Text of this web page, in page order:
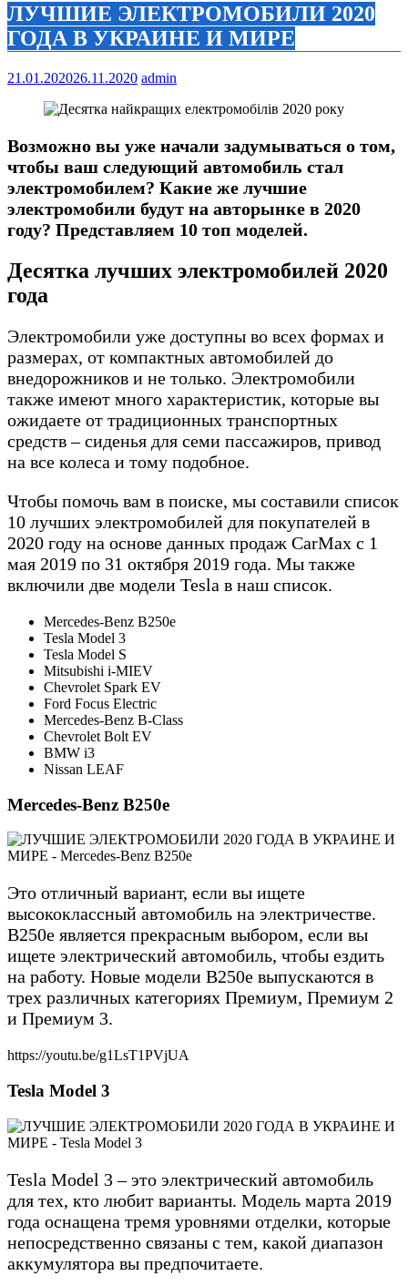
ЛУЧШИЕ ЭЛЕКТРОМОБИЛИ 2020
ГОДА В УКРАИНЕ И МИРЕ
21.01.202026.11.2020 admin
Возможно вы уже начали задумываться о том,
чтобы ваш следующий автомобиль стал
электромобилем? Какие же лучшие
электромобили будут на авторынке в 2020
году? Представляем 10 топ моделей.
Десятка лучших электромобилей 2020
года
Электромобили уже доступны во всех формах и
размерах, от компактных автомобилей до
внедорожников и не только. Электромобили
также имеют много характеристик, которые вы
ожидаете от традиционных транспортных
средств – сиденья для семи пассажиров, привод
на все колеса и тому подобное.
Чтобы помочь вам в поиске, мы составили список
10 лучших электромобилей для покупателей в
2020 году на основе данных продаж CarMax с 1
мая 2019 по 31 октября 2019 года. Мы также
включили две модели Tesla в наш список.
Mercedes-Benz B250e
Tesla Model 3
Tesla Model S
Mitsubishi i-MIEV
Chevrolet Spark EV
Ford Focus Electric
Mercedes-Benz B-Class
Chevrolet Bolt EV
BMW i3
Nissan LEAF
Mercedes-Benz B250e
Это отличный вариант, если вы ищете
высококлассный автомобиль на электричестве.
B250e является прекрасным выбором, если вы
ищете электрический автомобиль, чтобы ездить
на работу. Новые модели B250e выпускаются в
трех различных категориях Премиум, Премиум 2
и Премиум 3.
https://youtu.be/g1LsT1PVjUA
Tesla Model 3
Tesla Model 3 – это электрический автомобиль
для тех, кто любит варианты. Модель марта 2019
года оснащена тремя уровнями отделки, которые
непосредственно связаны с тем, какой диапазон
аккумулятора вы предпочитаете.